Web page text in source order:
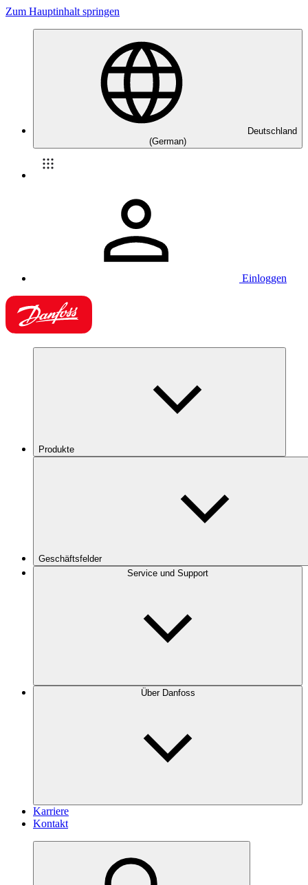
Zum Hauptinhalt springen
Deutschland
(German)
Einloggen
Produkte
Geschäftsfelder
Service und Support
Über Danfoss
Karriere
Kontakt